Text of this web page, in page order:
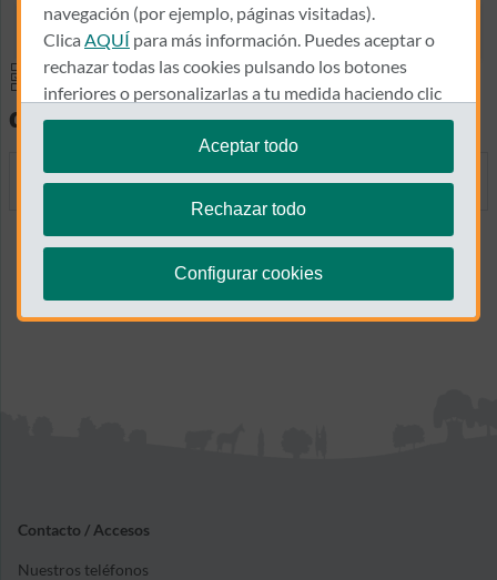
961 784 424
Llamar a PARIENTE LOPEZ,
Especialidades y pruebas
diagnósticas
MEDICINA GENERAL
Contacto / Accesos
Nuestros teléfonos
navegación (por ejemplo, páginas visitadas).
Clica AQUÍ para más información. Puedes aceptar o
rechazar todas las cookies pulsando los botones
inferiores o personalizarlas a tu medida haciendo clic
en"configurar cookies".
Te recordamos que puedes modificar tus ajustes de
cookies en cualquier momento en la sección
Aceptar todo
Rechazar todo
Configurar cookies